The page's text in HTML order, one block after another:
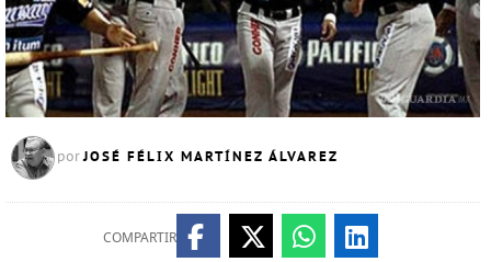
porJOSÉ FÉLIX MARTÍNEZ ÁLVAREZ
COMPARTIR